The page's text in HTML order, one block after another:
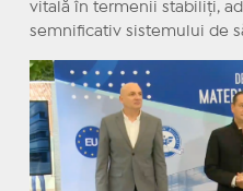
vitală în termenii stabiliți,
semnificativ sistemului de